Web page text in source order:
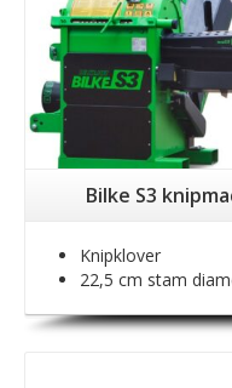
Bilke S3
Knipklover
22,5 cm stam